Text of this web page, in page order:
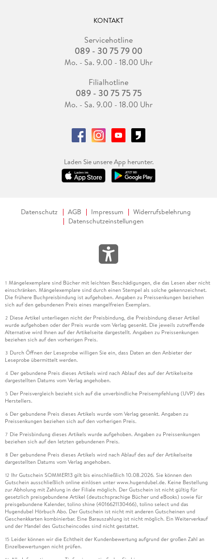
KONTAKT
Servicehotline
089 - 30 75 79 00
Mo. - Sa. 9.00 - 18.00 Uhr
Filialhotline
089 - 30 75 75 75
Mo. - Sa. 9.00 - 18.00 Uhr
Laden Sie unsere App herunter.
Datenschutz AGB Impressum
Widerrufsbelehrung
Datenschutzeinstellungen
1 Mängelexemplare sind Bücher mit leichten Beschädigungen, die das Lesen aber nicht
einschränken. Mängelexemplare sind durch einen Stempel als solche gekennzeichnet.
Die frühere Buchpreisbindung ist aufgehoben. Angaben zu Preissenkungen beziehen
sich auf den gebundenen Preis eines mangelfreien Exemplars.
2 Diese Artikel unterliegen nicht der Preisbindung, die Preisbindung dieser Artikel
wurde aufgehoben oder der Preis wurde vom Verlag gesenkt. Die jeweils zutreffende
Alternative wird Ihnen auf der Artikelseite dargestellt. Angaben zu Preissenkungen
beziehen sich auf den vorherigen Preis.
3 Durch Öffnen der Leseprobe willigen Sie ein, dass Daten an den Anbieter der
Leseprobe übermittelt werden.
4 Der gebundene Preis dieses Artikels wird nach Ablauf des auf der Artikelseite
dargestellten Datums vom Verlag angehoben.
5 Der Preisvergleich bezieht sich auf die unverbindliche Preisempfehlung (UVP) des
Herstellers.
6 Der gebundene Preis dieses Artikels wurde vom Verlag gesenkt. Angaben zu
Preissenkungen beziehen sich auf den vorherigen Preis.
7 Die Preisbindung dieses Artikels wurde aufgehoben. Angaben zu Preissenkungen
beziehen sich auf den letzten gebundenen Preis.
8 Der gebundene Preis dieses Artikels wird nach Ablauf des auf der Artikelseite
dargestellten Datums vom Verlag angehoben.
12 Ihr Gutschein SOMMER13 gilt bis einschließlich 10.08.2026. Sie können den
Gutschein ausschließlich online einlösen unter www.hugendubel.de. Keine Bestellung
zur Abholung mit Zahlung in der Filiale möglich. Der Gutschein ist nicht gültig für
gesetzlich preisgebundene Artikel (deutschsprachige Bücher und eBooks) sowie für
preisgebundene Kalender, tolino shine (4016621130466), tolino select und das
Hugendubel Hörbuch Abo. Der Gutschein ist nicht mit anderen Gutscheinen und
Geschenkkarten kombinierbar. Eine Barauszahlung ist nicht möglich. Ein Weiterverkauf
und der Handel des Gutscheincodes sind nicht gestattet.
15 Leider können wir die Echtheit der Kundenbewertung aufgrund der großen Zahl an
Einzelbewertungen nicht prüfen.